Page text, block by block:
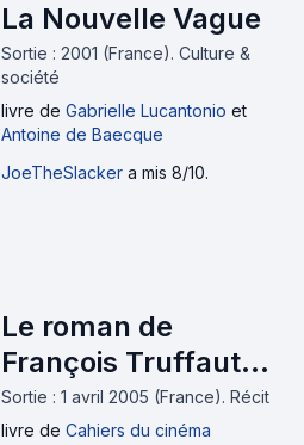
La Nouvelle Vague
Sortie : 2001 (France). Culture &
société
livre de Gabrielle Lucantonio et
Antoine de Baecque
JoeTheSlacker a mis 8/10.
Le roman de
François Truffaut
(1984)
Sortie : 1 avril 2005 (France). Récit
livre de Cahiers du cinéma